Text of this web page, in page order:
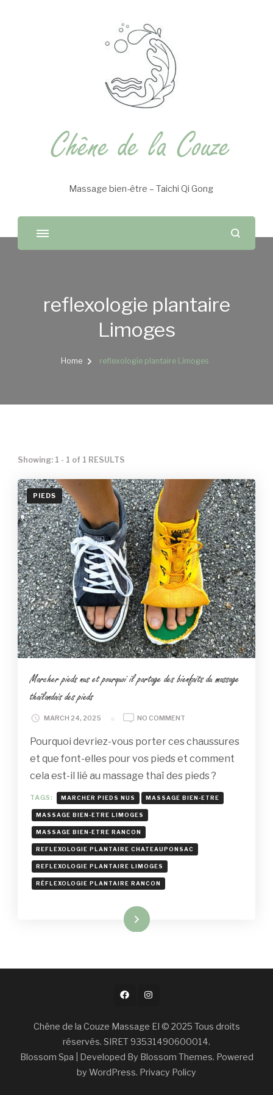
Chêne de la Couze
Massage bien-être – Taichi Qi Gong
reflexologie plantaire
Limoges
Home reflexologie plantaire Limoges
Showing: 1 - 1 of 1 RESULTS
PIEDS
Marcher pieds nus et pourquoi il partage des bienfaits du massage
thaïlandais des pieds
MARCH 24, 2025 NO COMMENT
PIEDS
ET
POURQUOI
PARTAGE
MASSAGE
THAÏLANDAIS
Pourquoi devriez-vous porter ces chaussures
et que font-elles pour vos pieds et comment
cela est-il lié au massage thaï des pieds ?
TAGS: MARCHER PIEDS NUS MASSAGE BIEN-ETRE
MASSAGE BIEN-ETRE LIMOGES
MASSAGE BIEN-ETRE RANCON
REFLEXOLOGIE PLANTAIRE CHATEAUPONSAC
REFLEXOLOGIE PLANTAIRE LIMOGES
RÉFLEXOLOGIE PLANTAIRE RANCON
Read More
Chêne de la Couze Massage EI © 2025 Tous droits
réservés. SIRET 93531490600014.
Blossom Spa | Developed By Blossom Themes. Powered
by WordPress. Privacy Policy